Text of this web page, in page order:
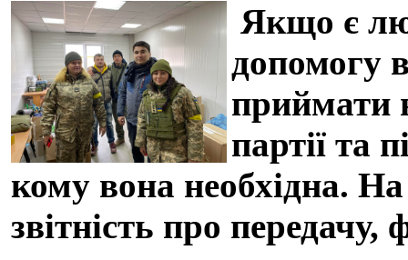
Якщо є
допомогу
приймати
партії та
кому вона необхідна.
звітність про передачу,